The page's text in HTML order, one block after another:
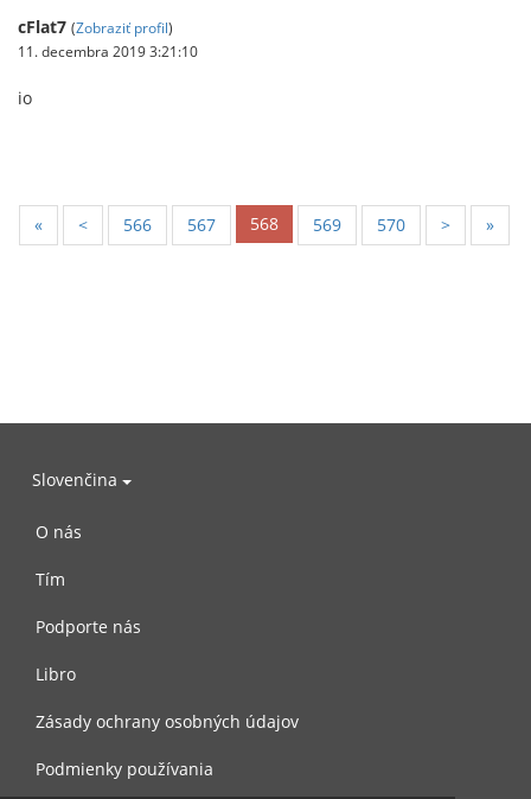
cFlat7 (Zobraziť profil)
11. decembra 2019 3:21:10
io
« < 566 567 568 569 570 > »
Slovenčina
O nás
Tím
Podporte nás
Libro
Zásady ochrany osobných údajov
Podmienky používania